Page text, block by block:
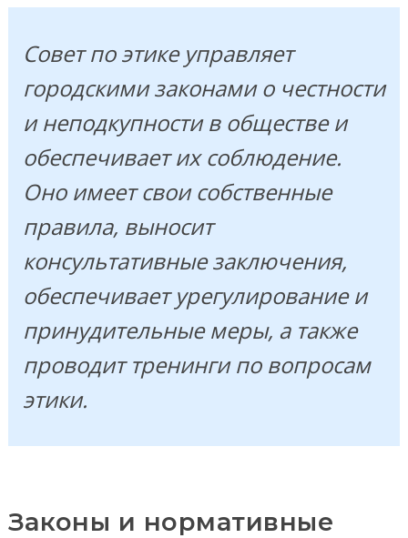
Совет по этике управляет
городскими законами о честности
и неподкупности в обществе и
обеспечивает их соблюдение.
Оно имеет свои собственные
правила, выносит
консультативные заключения,
обеспечивает урегулирование и
принудительные меры, а также
проводит тренинги по вопросам
этики.
Законы и нормативные